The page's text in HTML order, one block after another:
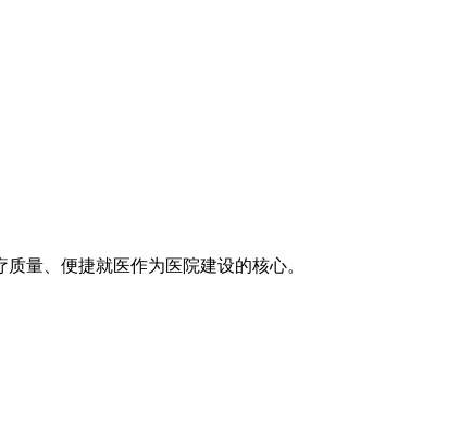
量、便捷就医作为医院建设的核心。